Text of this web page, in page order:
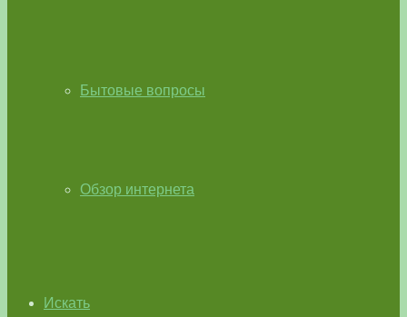
Бытовые вопросы
Обзор интернета
Искать